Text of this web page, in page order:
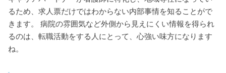
るため、求人票だけではわからない内部事情を知ることがで
きます。 病院の雰囲気など外側から見えにくい情報を得られ
るのは、転職活動をする人にとって、心強い味方になります
ね。